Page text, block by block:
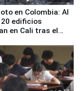
en Colombia: Al
edificios
en Cali tras el